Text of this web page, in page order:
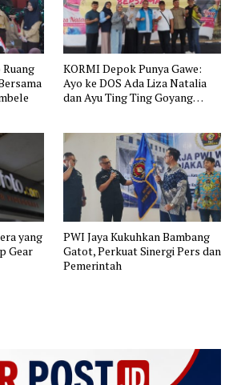
Ruang
KORMI Depok Punya Gawe:
Ayo ke DOS Ada Liza Natalia
dan Ayu Ting Ting Goyang
yang
Gear
PWI Jaya Kukuhkan Bambang
Gatot, Perkuat Sinergi Pers dan
Pemerintah